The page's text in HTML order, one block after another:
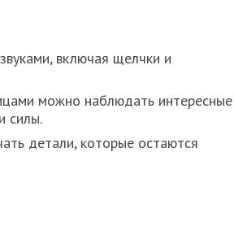
включая щелчки и
можно наблюдать интересные
силы.
детали, которые остаются